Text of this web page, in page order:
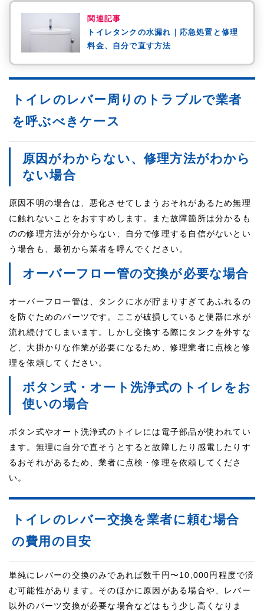
関連記事
トイレタンクの水漏れ｜応急処置と修理
料金、自分で直す方法
トイレのレバー周りのトラブルで業者
を呼ぶべきケース
原因がわからない、修理方法がわから
ない場合
原因不明の場合は、悪化させてしまうおそれがあるため無理
に触れないことをおすすめします。また故障箇所は分かるも
のの修理方法が分からない、自分で修理する自信がないとい
う場合も、最初から業者を呼んでください。
オーバーフロー管の交換が必要な場合
オーバーフロー管は、タンクに水が貯まりすぎてあふれるの
を防ぐためのパーツです。ここが破損していると便器に水が
流れ続けてしまいます。しかし交換する際にタンクを外すな
ど、大掛かりな作業が必要になるため、修理業者に点検と修
理を依頼してください。
ボタン式・オート洗浄式のトイレをお
使いの場合
ボタン式やオート洗浄式のトイレには電子部品が使われてい
ます。無理に自分で直そうとすると故障したり感電したりす
るおそれがあるため、業者に点検・修理を依頼してくださ
い。
トイレのレバー交換を業者に頼む場合
の費用の目安
単純にレバーの交換のみであれば数千円〜10,000円程度で済
む可能性があります。そのほかに原因がある場合や、レバー
以外のパーツ交換が必要な場合などはもう少し高くなりま